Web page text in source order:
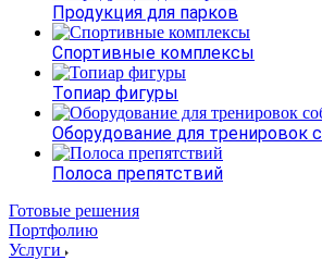
Продукция для парков
Спортивные комплексы
Топиар фигуры
Оборудование для тренировок
Полоса препятствий
Готовые решения
Портфолию
Услуги